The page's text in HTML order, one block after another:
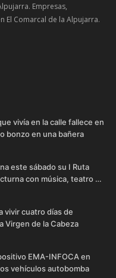
Empresas,
El Comarcal de la Alpujarra.
vivía en la calle fallece en
bonzo en una bañera
este sábado su I Ruta
con música, teatro y
vivir cuatro días de
Virgen de la Cabeza
EMA-INFOCA en
vehículos autobomba